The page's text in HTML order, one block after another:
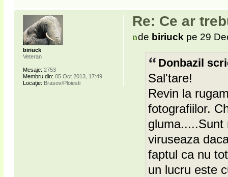
Re: Ce ar
de biriuck pe 29
Donbazil
Sal'tare!
Revin la
fotografiilor.
gluma.....Sunt
viruseaza
faptul ca nu
un lucru este
biriuck
Veteran
Mesaje: 2753
Membru din: 05 Oct 2013, 17:49
Locaţie: Brasov/Ploiesti